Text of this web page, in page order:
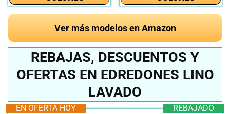
Ver más modelos en Amazon
REBAJAS, DESCUENTOS Y
OFERTAS EN EDREDONES LINO
LAVADO
REBAJADO
EN OFERTA HOY